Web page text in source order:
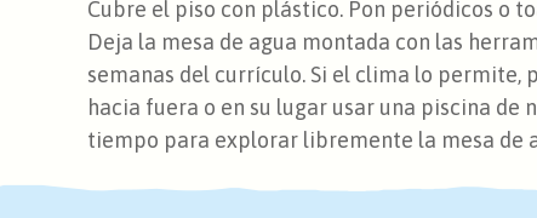
Cubre el piso con plástico. Pon periódicos o
Deja la mesa de agua montada con las
semanas del currículo. Si el clima lo permite,
hacia fuera o en su lugar usar una piscina
tiempo para explorar libremente la mesa de